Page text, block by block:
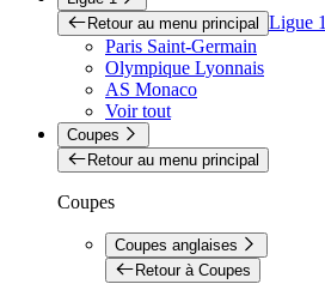
Retour au menu principal Ligue 1
Paris Saint-Germain
Olympique Lyonnais
AS Monaco
Voir tout
Coupes
Retour au menu principal
Coupes
Coupes anglaises
Retour à Coupes